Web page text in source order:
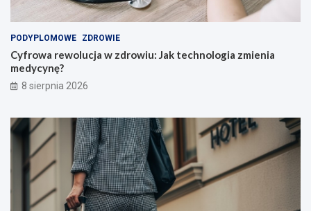
n
a
u
c
z
c
i
i
PODYPLOMOWE ZDROWIE
Cyfrowa rewolucja w zdrowiu: Jak technologia zmienia
medycynę?
8 sierpnia 2026